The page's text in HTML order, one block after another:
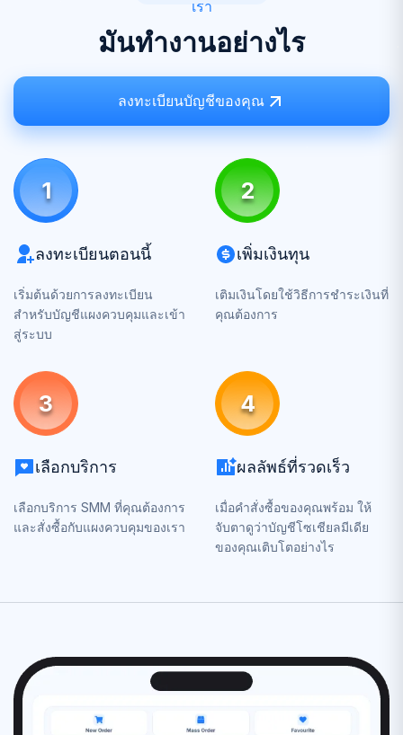
เรา
มันทำงานอย่างไร
ลงทะเบียนบัญชีของคุณ
1
ลงทะเบียนตอนนี้
เริ่มต้นด้วยการลงทะเบียน
สำหรับบัญชีแผงควบคุมและเข้า
สู่ระบบ
2
เพิ่มเงินทุน
เติมเงินโดยใช้วิธีการชำระเงินที่
คุณต้องการ
3
เลือกบริการ
เลือกบริการ SMM ที่คุณต้องการ
และสั่งซื้อกับแผงควบคุมของเรา
4
ผลลัพธ์ที่รวดเร็ว
เมื่อคำสั่งซื้อของคุณพร้อม ให้
จับตาดูว่าบัญชีโซเชียลมีเดีย
ของคุณเติบโตอย่างไร